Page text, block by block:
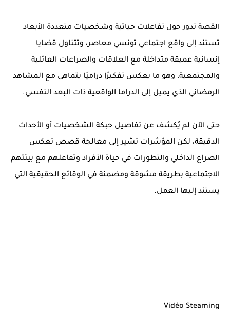
القصة تدور حول تفاعلات حياتية وشخصيات متعددة الأبعاد
تستند إلى واقع اجتماعي تونسي معاصر، وتتناول قضايا
إنسانية عميقة متداخلة مع العلاقات والصراعات العائلية
والمجتمعية، وهو ما يعكس تفكيرًا دراميًا يتماهى مع المشاهد
الرمضاني الذي يميل إلى الدراما الواقعية ذات البعد النفسي.
حتى الآن لم يُكشف عن تفاصيل حبكة الشخصيات أو الأحداث
الدقيقة، لكن المؤشرات تشير إلى معالجة قصص تعكس
الصراع الداخلي والتطورات في حياة الأفراد وتفاعلهم مع بيئتهم
الاجتماعية بطريقة مشوقة ومضمنة في الوقائع الحقيقية التي
يستند إليها العمل.
Vidéo Steaming